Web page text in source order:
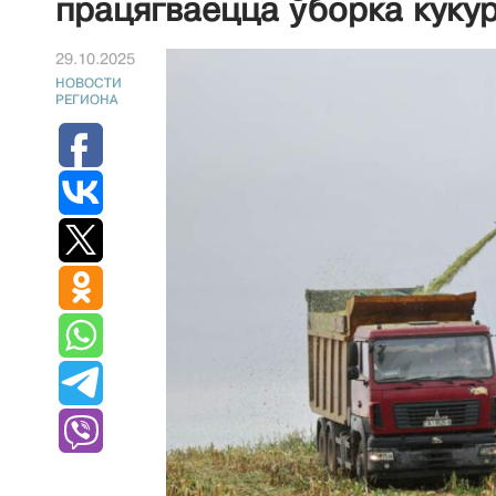
працягваецца ўборка
29.10.2025
НОВОСТИ
РЕГИОНА